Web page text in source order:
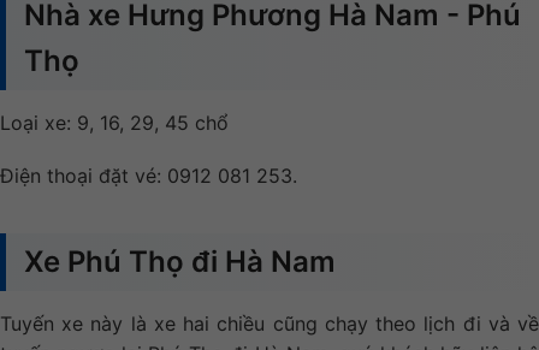
Nhà xe Hưng Phương Hà Nam - Phú
Thọ
Loại xe: 9, 16, 29, 45 chổ
Điện thoại đặt vé: 0912 081 253.
Xe Phú Thọ đi Hà Nam
Tuyến xe này là xe hai chiều cũng chạy theo lịch đi và về